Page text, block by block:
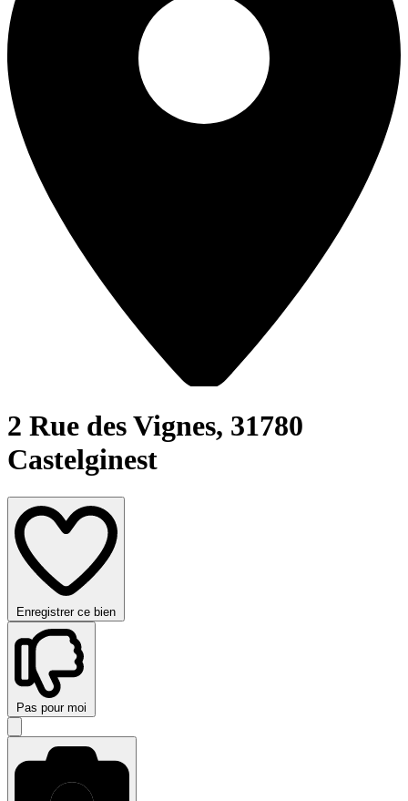
2 Rue des Vignes, 31780
Castelginest
Enregistrer ce bien
Pas pour moi